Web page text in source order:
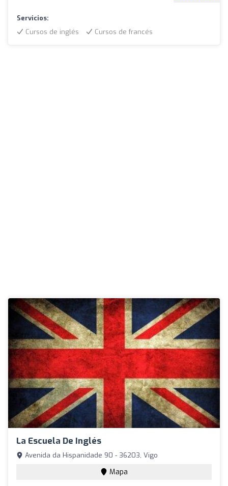
Servicios:
Cursos de inglés
Cursos de francés
La Escuela De Inglés
Avenida da Hispanidade 90 - 36203, Vigo
Mapa